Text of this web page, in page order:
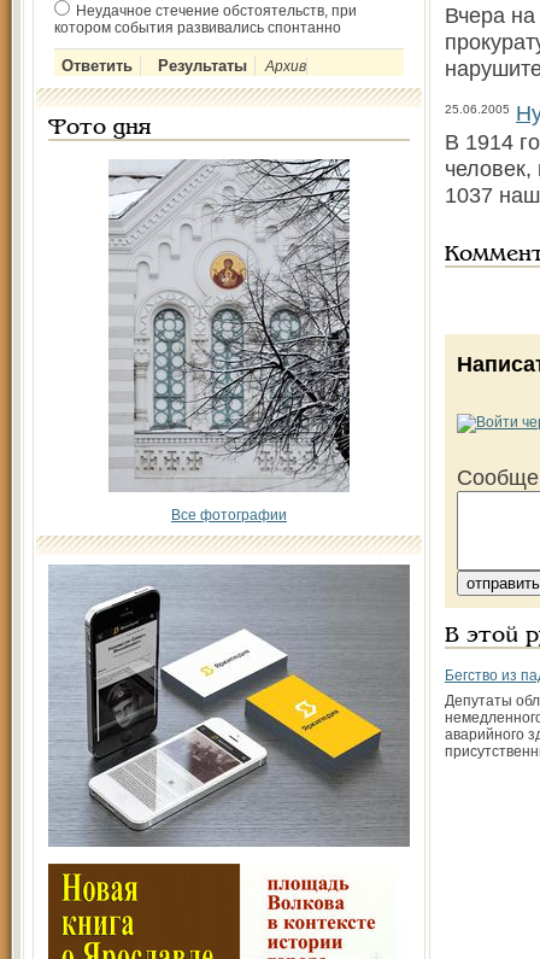
Неудачное стечение обстоятельств, при
котором события развивались спонтанно
Архив
Фото дня
Все фотографии
Вчера
25.06.2005
В 1914
1037
В этой
Бегство из
Депутаты
аварийного